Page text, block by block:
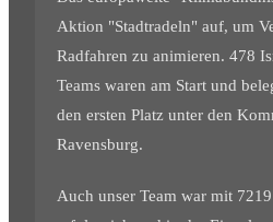
Aktion "Stadtradeln" auf, um
Radfahren zu animieren. 478
Teams waren am Start und
den ersten Platz unter den
Ravensburg.
Auch unser Team war mit